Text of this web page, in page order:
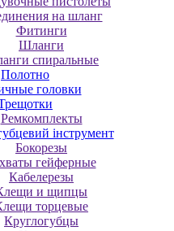
на шланг
Фитинги
Шланги
спиральные
Полотно
головки
Ремкомплекты
інструмент
Бокорезы
гейферные
Кабелерезы
и щипцы
торцевые
Круглогубцы